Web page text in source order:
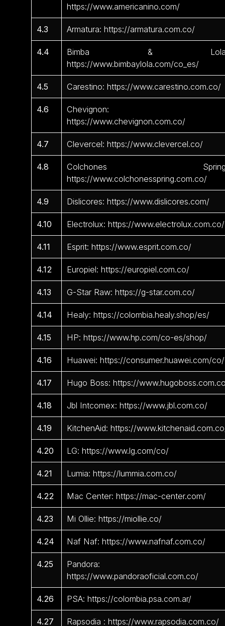
https://www.americanino.com/
4.3 Armatura: https://armatura.com.co/
4.4
Bimba &
https://www.bimbaylola.com/co_es/
4.5 Carestino: https://www.carestino.com.co/
4.6
Chevignon:
https://www.chevignon.com.co/
4.7 Clevercel: https://www.clevercel.co/
4.8
Colchones
https://www.colchonesspring.com.co/
4.9 Dislicores: https://www.dislicores.com/
4.10 Electrolux: https://www.electrolux.com.co/
4.11 Esprit: https://www.esprit.com.co/
4.12 Europiel: https://europiel.com.co/
4.13 G-Star Raw: https://g-star.com.co/
4.14 Healy: https://colombia.healy.shop/es/
4.15 HP: https://www.hp.com/co-es/shop/
4.16 Huawei: https://consumer.huawei.com/co/
4.17 Hugo Boss: https://
4.18 Jbl Intcomex: https://www.jbl.com.co/
4.19 KitchenAid: https://
4.20 LG: https://www.lg.com/co/
4.21 Lumia: https://lummia.com.co/
4.22 Mac Center: https://mac-center.com/
4.23 Mi Ollie: https://miollie.co/
4.24 Naf Naf: https://www.nafnaf.com.co/
4.25
Pandora:
https://www.pandoraoficial.com.co/
4.26 PSA: https://colombia.psa.com.ar/
4.27 Rapsodia : https://www.rapsodia.com.co/